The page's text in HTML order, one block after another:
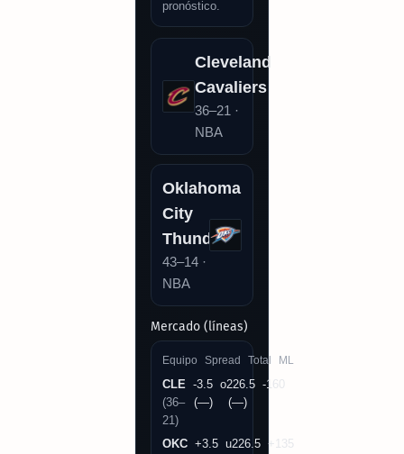
pronóstico.
Cleveland
Cavaliers
36–21 ·
NBA
Oklahoma
City
Thunder
43–14 ·
NBA
Mercado (líneas)
Equipo Spread Total ML
CLE
(36–
21)
-3.5
(—)
o226.5
(—)
-160
OKC +3.5 u226.5 +135